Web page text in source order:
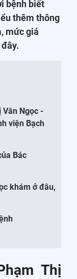
bệnh biết
thêm thông
mức giá
Vân Ngọc -
viện Bạch
Bác
khám ở đâu,
Thị